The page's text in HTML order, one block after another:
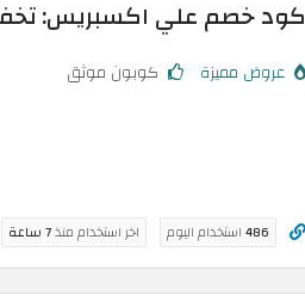
كود خصم علي اكسبريس: تخفيض إضافي
عروض مميزة كوبون موثق
486استخدام اليوم اخر استخدام منذ7 ساعة